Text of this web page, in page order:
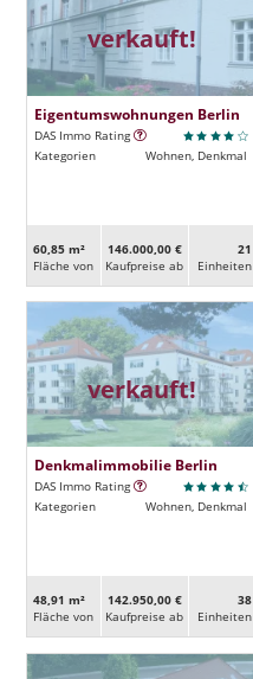
verkauft!
Eigentumswohnungen Berlin
DAS Immo Rating
Kategorien
Wohnen, Denkmal
60,85 m²
Fläche von
146.000,00 €
Kaufpreise ab
21
Ein­heiten
verkauft!
Denkmalimmobilie Berlin
DAS Immo Rating
Kategorien
Wohnen, Denkmal
48,91 m²
Fläche von
142.950,00 €
Kaufpreise ab
38
Ein­heiten